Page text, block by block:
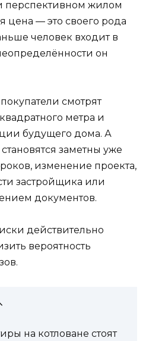
перспективном жилом
цена — это своего рода
человек входит в
он
смотрят
метра и
будущего дома. А
заметны уже
изменение проекта,
застройщика или
документов.
действительно
вероятность
на котловане стоят